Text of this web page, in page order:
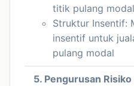
titik pulang modal
Struktur Insentif:
insentif untuk
pulang modal
5. Pengurusan Risiko